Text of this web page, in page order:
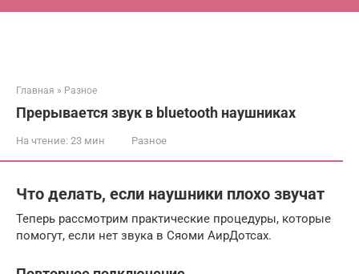
Главная » Разное
Прерывается звук в bluetooth наушниках
На чтение: 23 мин Разное
Что делать, если наушники плохо звучат
Теперь рассмотрим практические процедуры, которые
помогут, если нет звука в Сяоми АирДотсах.